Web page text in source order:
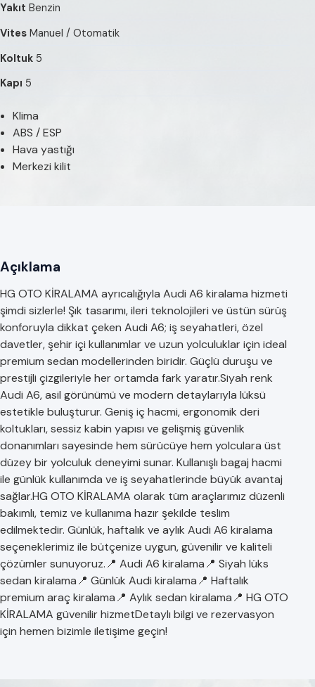
Yakıt Benzin
Vites Manuel / Otomatik
Koltuk 5
Kapı 5
Klima
ABS / ESP
Hava yastığı
Merkezi kilit
Açıklama
HG OTO KİRALAMA ayrıcalığıyla Audi A6 kiralama hizmeti
şimdi sizlerle! Şık tasarımı, ileri teknolojileri ve üstün sürüş
konforuyla dikkat çeken Audi A6; iş seyahatleri, özel
davetler, şehir içi kullanımlar ve uzun yolculuklar için ideal
premium sedan modellerinden biridir. Güçlü duruşu ve
prestijli çizgileriyle her ortamda fark yaratır.Siyah renk
Audi A6, asil görünümü ve modern detaylarıyla lüksü
estetikle buluşturur. Geniş iç hacmi, ergonomik deri
koltukları, sessiz kabin yapısı ve gelişmiş güvenlik
donanımları sayesinde hem sürücüye hem yolculara üst
düzey bir yolculuk deneyimi sunar. Kullanışlı bagaj hacmi
ile günlük kullanımda ve iş seyahatlerinde büyük avantaj
sağlar.HG OTO KİRALAMA olarak tüm araçlarımız düzenli
bakımlı, temiz ve kullanıma hazır şekilde teslim
edilmektedir. Günlük, haftalık ve aylık Audi A6 kiralama
seçeneklerimiz ile bütçenize uygun, güvenilir ve kaliteli
çözümler sunuyoruz.📍 Audi A6 kiralama📍 Siyah lüks
sedan kiralama📍 Günlük Audi kiralama📍 Haftalık
premium araç kiralama📍 Aylık sedan kiralama📍 HG OTO
KİRALAMA güvenilir hizmetDetaylı bilgi ve rezervasyon
için hemen bizimle iletişime geçin!